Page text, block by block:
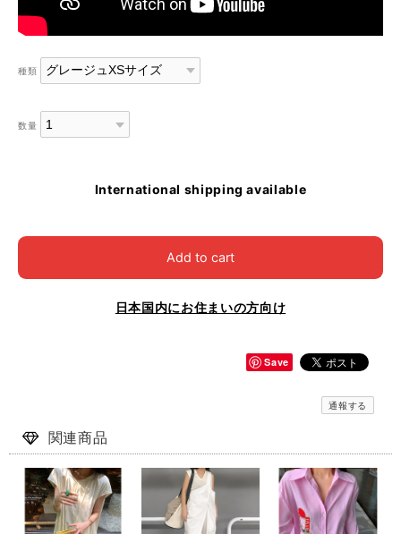
種類
数量
International shipping available
Add to cart
日本国内にお住まいの方向け
Save
通報する
関連商品